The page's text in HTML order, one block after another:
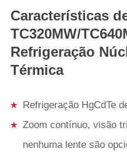
Características
TC320MW/
Refrigeração
Térmica
Refrigeração HgCdTe
Zoom contínuo, visão
nenhuma lente são